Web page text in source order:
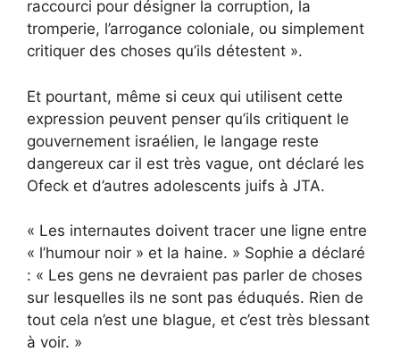
raccourci pour désigner la corruption, la
tromperie, l’arrogance coloniale, ou simplement
critiquer des choses qu’ils détestent ».
Et pourtant, même si ceux qui utilisent cette
expression peuvent penser qu’ils critiquent le
gouvernement israélien, le langage reste
dangereux car il est très vague, ont déclaré les
Ofeck et d’autres adolescents juifs à JTA.
« Les internautes doivent tracer une ligne entre
« l’humour noir » et la haine. » Sophie a déclaré
: « Les gens ne devraient pas parler de choses
sur lesquelles ils ne sont pas éduqués. Rien de
tout cela n’est une blague, et c’est très blessant
à voir. »